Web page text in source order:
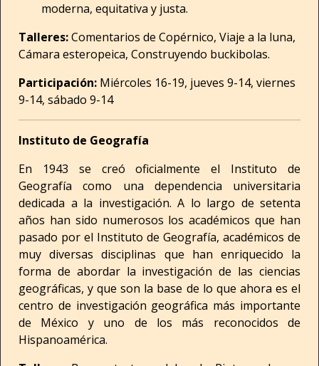
moderna, equitativa y justa.
Talleres:Comentarios de Copérnico, Viaje a la luna,
Cámara esteropeica, Construyendo buckibolas.
Participación: Miércoles 16-19, jueves 9-14, viernes
9-14, sábado 9-14
Instituto de Geografía
En 1943 se creó oficialmente el Instituto de
Geografía como una dependencia universitaria
dedicada a la investigación. A lo largo de setenta
años han sido numerosos los académicos que han
pasado por el Instituto de Geografía, académicos de
muy diversas disciplinas que han enriquecido la
forma de abordar la investigación de las ciencias
geográficas, y que son la base de lo que ahora es el
centro de investigación geográfica más importante
de México y uno de los más reconocidos de
Hispanoamérica.